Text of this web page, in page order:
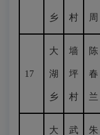
乡 村 周
17
大
湖
乡
墙
坪
村
陈
春
兰
大 武 朱